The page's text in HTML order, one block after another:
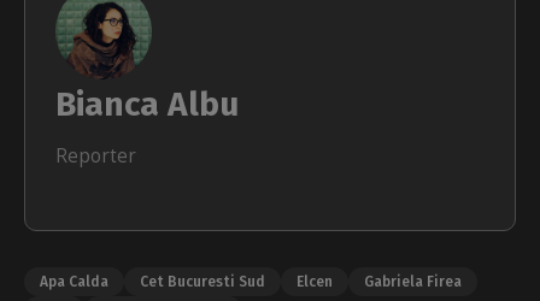
Bianca Albu
Reporter
Apa Calda Cet Bucuresti Sud Elcen
Gabriela Firea